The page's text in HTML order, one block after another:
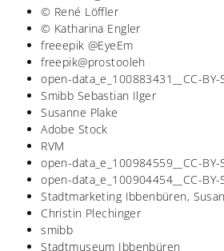
© René Löffler
© Katharina Engler
freeepik @EyeEm
freepik@prostooleh
open-data_e_100883431__CC-BY-
Smibb Sebastian Ilger
Susanne Plake
Adobe Stock
RVM
open-data_e_100984559__CC-BY-
open-data_e_100904454__CC-BY-
Stadtmarketing Ibbenbüren,
Christin Plechinger
smibb
Stadtmuseum Ibbenbüren